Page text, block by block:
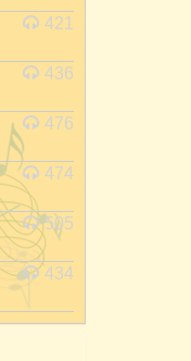
421
436
476
474
505
434